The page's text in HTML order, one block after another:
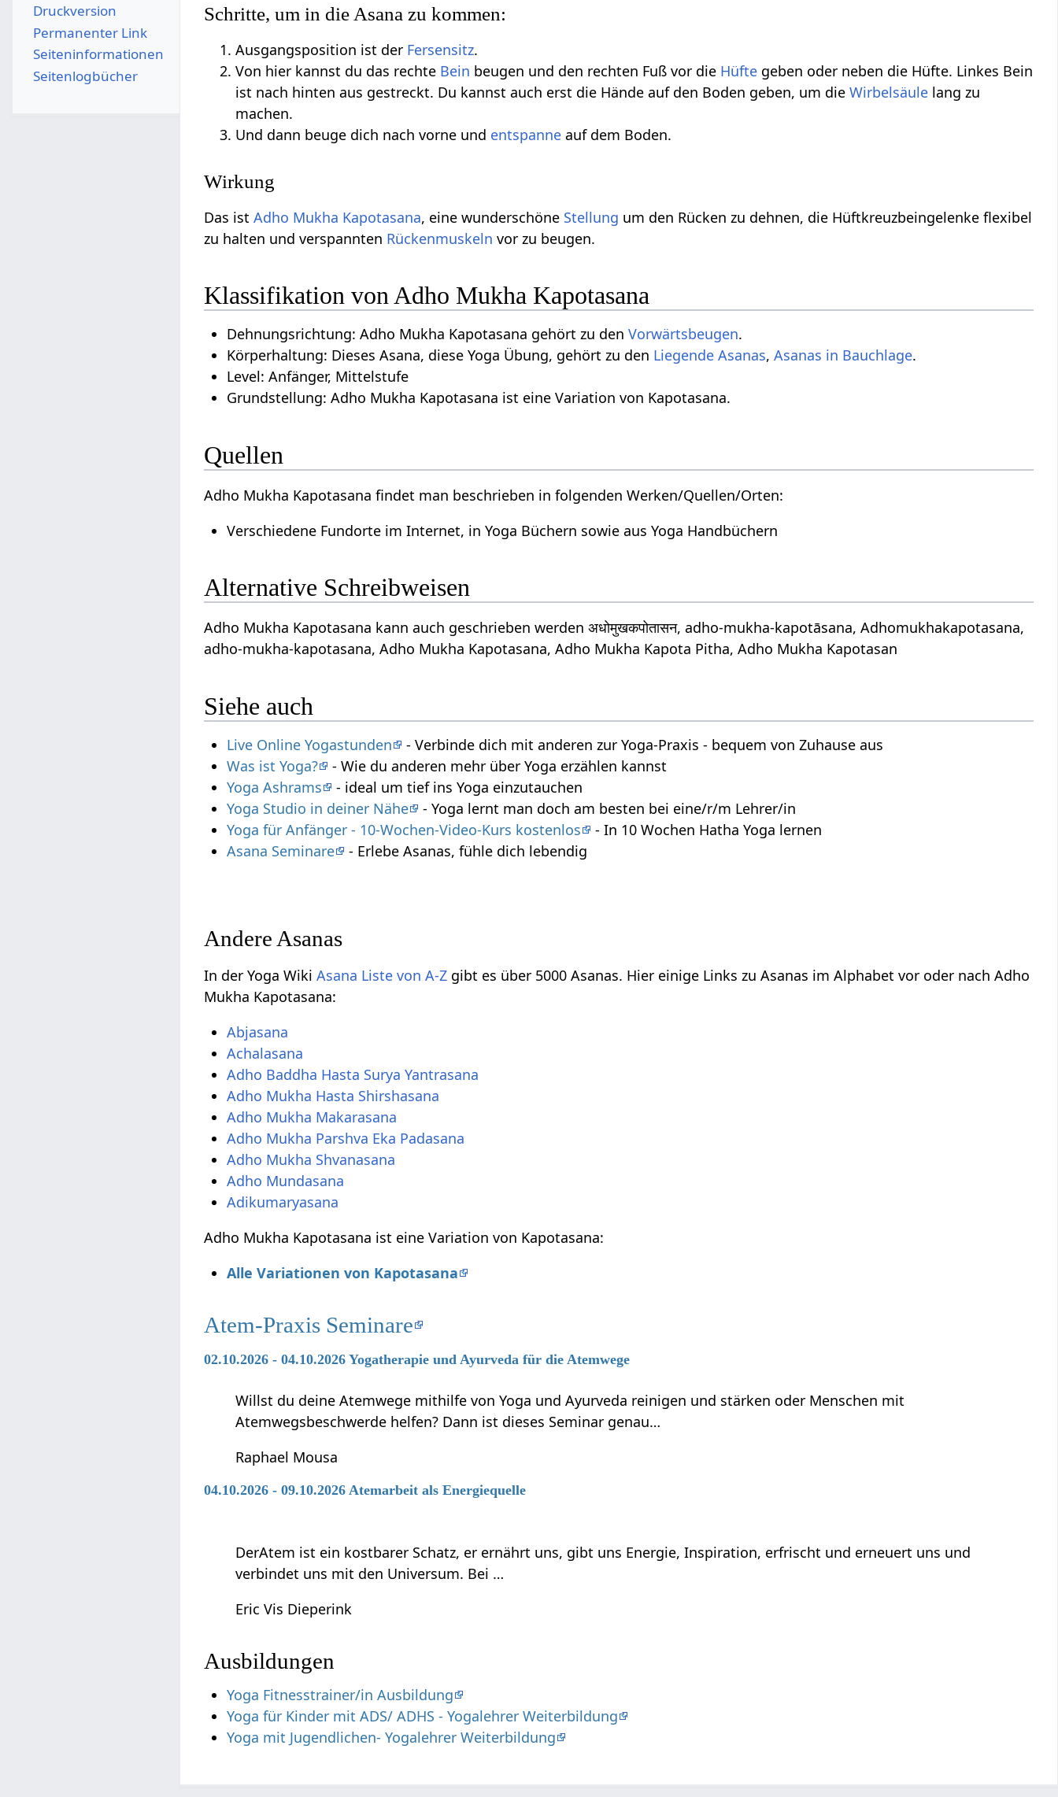
Schritte, um in die Asana zu kommen:
Ausgangsposition ist der Fersensitz.
Von hier kannst du das rechte Bein beugen und den rechten Fuß vor die Hüfte geben oder neben die Hüfte. Linkes Bein
ist nach hinten aus gestreckt. Du kannst auch erst die Hände auf den Boden geben, um dieWirbelsäule lang zu
machen.
Und dann beuge dich nach vorne und entspanne auf dem Boden.
Wirkung
Das istAdho Mukha Kapotasana, eine wunderschöne Stellung um den Rücken zu dehnen, die Hüftkreuzbeingelenke flexibel
zu halten und verspannten Rückenmuskeln vor zu beugen.
Klassifikation von Adho Mukha Kapotasana
Dehnungsrichtung: Adho Mukha Kapotasana gehört zu denVorwärtsbeugen.
Körperhaltung: Dieses Asana, diese Yoga Übung, gehört zu den Liegende Asanas,Asanas in Bauchlage.
Level: Anfänger, Mittelstufe
Grundstellung: Adho Mukha Kapotasana ist eine Variation von Kapotasana.
Quellen
Adho Mukha Kapotasana findet man beschrieben in folgenden Werken/Quellen/Orten:
Verschiedene Fundorte im Internet, in Yoga Büchern sowie aus Yoga Handbüchern
Alternative Schreibweisen
Adho Mukha Kapotasana kann auch geschrieben werden अधोमुखकपोतासन, adho-mukha-kapotāsana, Adhomukhakapotasana,
adho-mukha-kapotasana, Adho Mukha Kapotasana, Adho Mukha Kapota Pitha, Adho Mukha Kapotasan
Siehe auch
Live Online Yogastunden
- Verbinde dich mit anderen zur Yoga-Praxis - bequem von Zuhause aus
Was ist Yoga?
- Wie du anderen mehr über Yoga erzählen kannst
Yoga Ashrams
- ideal um tief ins Yoga einzutauchen
Yoga Studio in deiner Nähe
- Yoga lernt man doch am besten bei eine/r/m Lehrer/in
Yoga für Anfänger - 10-Wochen-Video-Kurs kostenlos
- In 10 Wochen Hatha Yoga lernen
Asana Seminare
- Erlebe Asanas, fühle dich lebendig
Andere Asanas
In der Yoga WikiAsana Liste von A-Z gibt es über 5000 Asanas. Hier einige Links zu Asanas im Alphabet vor oder nach Adho
Mukha Kapotasana:
Abjasana
Achalasana
Adho Baddha Hasta Surya Yantrasana
Adho Mukha Hasta Shirshasana
Adho Mukha Makarasana
Adho Mukha Parshva Eka Padasana
Adho Mukha Shvanasana
Adho Mundasana
Adikumaryasana
Adho Mukha Kapotasana ist eine Variation von Kapotasana:
Alle Variationen von Kapotasana
Atem-Praxis Seminare
02.10.2026 - 04.10.2026 Yogatherapie und Ayurveda für die Atemwege
Willst du deine Atemwege mithilfe von Yoga und Ayurveda reinigen und stärken oder Menschen mit
Atemwegsbeschwerde helfen? Dann ist dieses Seminar genau…
Raphael Mousa
04.10.2026 - 09.10.2026 Atemarbeit als Energiequelle
DerAtem ist ein kostbarer Schatz, er ernährt uns, gibt uns Energie, Inspiration, erfrischt und erneuert uns und
verbindet uns mit den Universum. Bei …
Eric Vis Dieperink
Ausbildungen
Yoga Fitnesstrainer/in Ausbildung
Yoga für Kinder mit ADS/ ADHS - Yogalehrer Weiterbildung
Yoga mit Jugendlichen- Yogalehrer Weiterbildung
Druckversion
Permanenter Link
Seiten­­informationen
Seitenlogbücher